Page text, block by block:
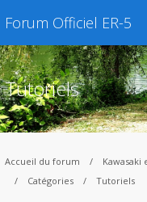
Forum Officiel ER-5
Tutoriels
Accueil du forum Kawasaki
Catégories
Tutoriels